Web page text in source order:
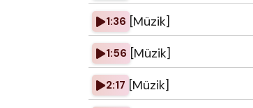
1:36 [Müzik]
1:56 [Müzik]
2:17 [Müzik]